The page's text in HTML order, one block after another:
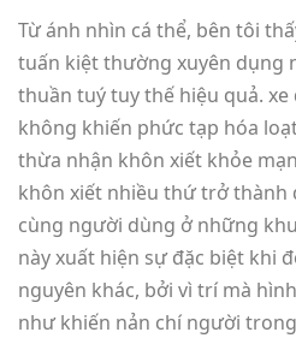
Từ ánh nhìn cá thể, bên tôi
tuấn kiệt thường xuyên dụng
thuần tuý tuy thế hiệu quả. xe
không khiến phức tạp hóa
thừa nhận khôn xiết khỏe
khôn xiết nhiều thứ trở thành
cùng người dùng ở những
này xuất hiện sự đặc biệt khi
nguyên khác, bởi vì trí mà
như khiến nản chí người